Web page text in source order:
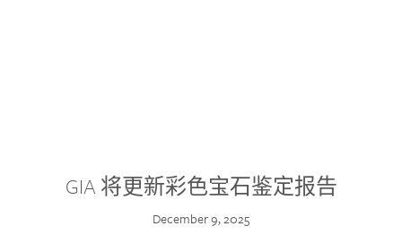
GIA 将更新彩色宝石鉴定报告
December 9, 2025